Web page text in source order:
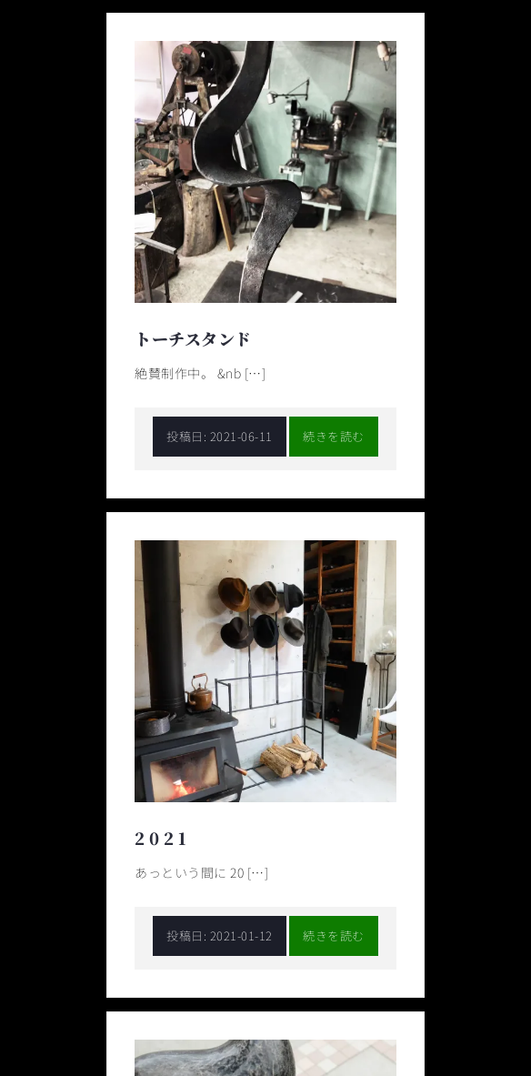
トーチスタンド
絶賛制作中。 &nb […]
投稿日: 2021-06-11 続きを読む
2 0 2 1
あっという間に 20 […]
投稿日: 2021-01-12 続きを読む